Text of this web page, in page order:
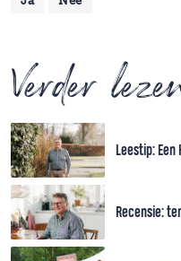
Verder
Leestip:
Recensie: